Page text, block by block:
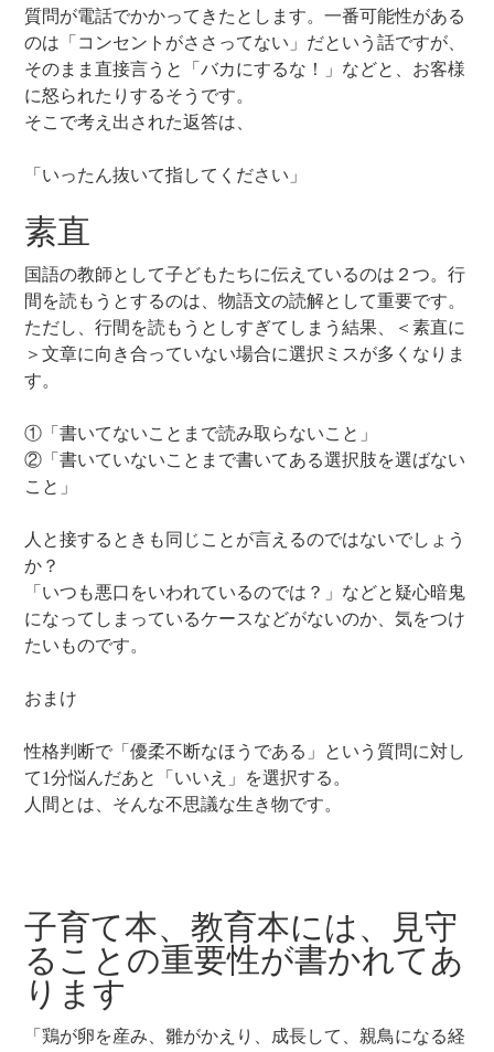
質問が電話でかかってきたとします。一番可能性がある
のは「コンセントがささってない」だという話ですが、
そのまま直接言うと「バカにするな！」などと、お客様
に怒られたりするそうです。
そこで考え出された返答は、
「いったん抜いて指してください」
素直
国語の教師として子どもたちに伝えているのは２つ。行
間を読もうとするのは、物語文の読解として重要です。
ただし、行間を読もうとしすぎてしまう結果、＜素直に
＞文章に向き合っていない場合に選択ミスが多くなりま
す。
①「書いてないことまで読み取らないこと」
②「書いていないことまで書いてある選択肢を選ばない
こと」
人と接するときも同じことが言えるのではないでしょう
か？
「いつも悪口をいわれているのでは？」などと疑心暗鬼
になってしまっているケースなどがないのか、気をつけ
たいものです。
おまけ
性格判断で「優柔不断なほうである」という質問に対し
て1分悩んだあと「いいえ」を選択する。
人間とは、そんな不思議な生き物です。
子育て本、教育本には、見守
ることの重要性が書かれてあ
ります
「鶏が卵を産み、雛がかえり、成長して、親鳥になる経